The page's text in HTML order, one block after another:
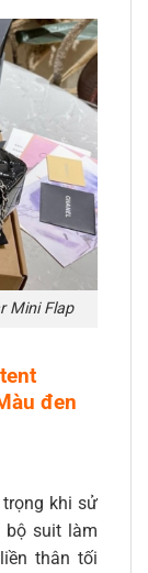
Mini Flap
đen
khi sử
bộ suit làm
thân tối